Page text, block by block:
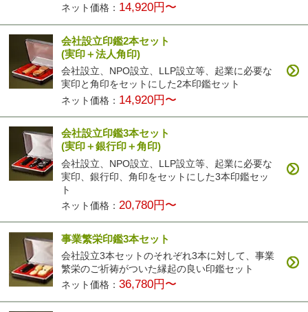
ネット価格： 14,920円〜
会社設立印鑑2本セット
(実印＋法人角印)
会社設立、NPO設立、LLP設立等、起業に必要な
実印と角印をセットにした2本印鑑セット
ネット価格： 14,920円〜
会社設立印鑑3本セット
(実印＋銀行印＋角印)
会社設立、NPO設立、LLP設立等、起業に必要な
実印、銀行印、角印をセットにした3本印鑑セッ
ト
ネット価格： 20,780円〜
事業繁栄印鑑3本セット
会社設立3本セットのそれぞれ3本に対して、事業
繁栄のご祈祷がついた縁起の良い印鑑セット
ネット価格：36,780円〜